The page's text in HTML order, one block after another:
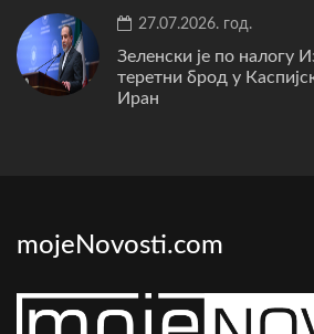
27.07.2026. год.
Зеленски је по налогу
теретни брод у
Иран
mojeNovosti.com